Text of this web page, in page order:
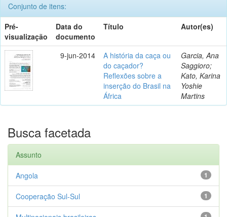
Conjunto de itens:
Pré-
visualização
Data do
documento
Título Autor(es)
9-jun-2014
A história da caça ou
do caçador?
Reflexões sobre a
inserção do Brasil na
África
Garcia, Ana
Saggioro;
Kato, Karina
Yoshie
Martins
Busca facetada
Assunto
1
Angola
1
Cooperação Sul-Sul